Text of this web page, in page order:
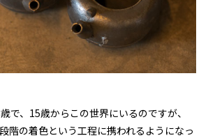
で、15歳からこの世界にいるのですが、
階の着色という工程に携われるようになっ